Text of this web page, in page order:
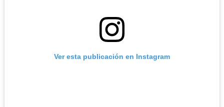
Ver esta publicación en Instagram